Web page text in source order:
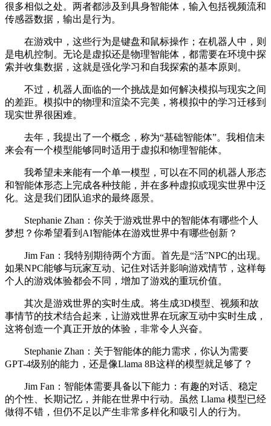
很多相似之处。两者都涉及到具身智能体，输入包括视频流和
传感器数据，输出是行为。
在游戏中，这些行为是键盘和鼠标操作；在机器人中，则
是电机控制。无论是虚拟还是物理智能体，都需要在环境中探
索并收集数据，这就是强化学习和自我探索的基本原则。
不过，机器人面临的一个挑战是如何解决模拟与现实之间
的差距。模拟中的物理和渲染不完美，将模拟中的学习迁移到
现实世界很困难。
去年，我提出了一个概念，称为“基础智能体”。我相信未
来会有一个模型能够同时适用于虚拟和物理智能体。
我希望未来能有一个单一模型，可以在不同的机器人形态
和智能体形态上完成各种技能，并在多种虚拟或现实世界中泛
化。这是我们团队追求的最终愿景。
Stephanie Zhan：你关于游戏世界中的智能体有哪些个人
梦想？你希望看到AI智能体在游戏世界中有哪些创新？
Jim Fan：我特别期待两个方面。首先是“活”NPC的出现。
如果NPC能够与玩家互动、记住对话并影响游戏情节，这样每
个人的游戏体验都会不同，增加了游戏的重玩价值。
其次是游戏世界的实时生成。将生成3D模型、视频和故
事情节的技术结合起来，让游戏世界在玩家互动中实时生成，
这将创造一个真正开放的体验，非常令人兴奋。
Stephanie Zhan：关于智能体的能力需求，你认为需要
GPT-4级别的能力，还是像Llama 8B这样的模型就足够了？
Jim Fan：智能体需要具备以下能力：有趣的对话、稳定
的个性、长期记忆，并能在世界中行动。虽然 Llama 模型已经
做得不错，但仍不足以产生非常多样化和吸引人的行为。